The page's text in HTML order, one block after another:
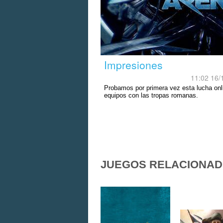
Impresiones
11:02 16/
Probamos por primera vez esta lucha
equipos con las tropas romanas.
JUEGOS